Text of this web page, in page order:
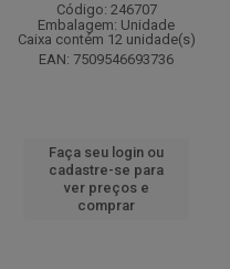
Código: 246707
Embalagem: Unidade
Caixa contém 12 unidade(s)
EAN: 7509546693736
Faça seu login ou
cadastre-se para
ver preços e
comprar